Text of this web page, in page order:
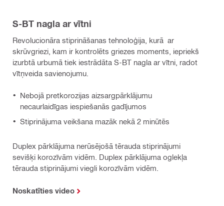
S-BT nagla ar vītni
Revolucionāra stiprināšanas tehnoloģija, kurā ar
skrūvgriezi, kam ir kontrolēts griezes moments, iepriekš
izurbtā urbumā tiek iestrādāta S-BT nagla ar vītni, radot
vītņveida savienojumu.
Nebojā pretkorozijas aizsargpārklājumu
necaurlaidīgas iespiešanās gadījumos
Stiprinājuma veikšana mazāk nekā 2 minūtēs
Duplex pārklājuma nerūsējošā tērauda stiprinājumi
sevišķi korozīvām vidēm. Duplex pārklājuma oglekļa
tērauda stiprinājumi viegli korozīvām vidēm.
Noskatīties video